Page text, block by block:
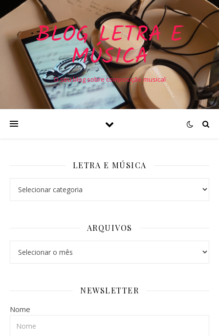
BLOG LETRA E
MÚSICA
O seu blog sobre composição musical
LETRA E MÚSICA
ARQUIVOS
NEWSLETTER
Nome